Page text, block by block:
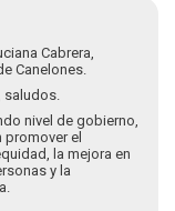
Cabrera,
Canelones.
saludos.
nivel de gobierno,
el
la mejora en
y la